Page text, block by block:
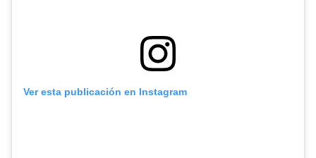
Ver esta publicación en Instagram